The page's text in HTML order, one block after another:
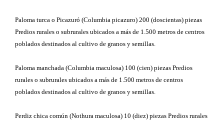
Paloma turca o Picazuró (Columbia picazuro) 200 (doscientas) piezas
Predios rurales o subrurales ubicados a más de 1.500 metros de centros
poblados destinados al cultivo de granos y semillas.
Paloma manchada (Columbia maculosa) 100 (cien) piezas Predios
rurales o subrurales ubicados a más de 1.500 metros de centros
poblados destinados al cultivo de granos y semillas.
Perdiz chica común (Nothura maculosa) 10 (diez) piezas Predios rurales